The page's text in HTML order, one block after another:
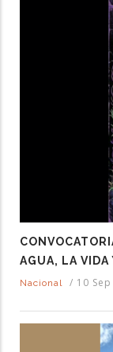
AGUA, LA VIDA
Nacional / 10